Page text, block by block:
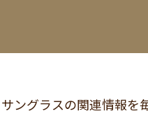
ングラスの関連情報を